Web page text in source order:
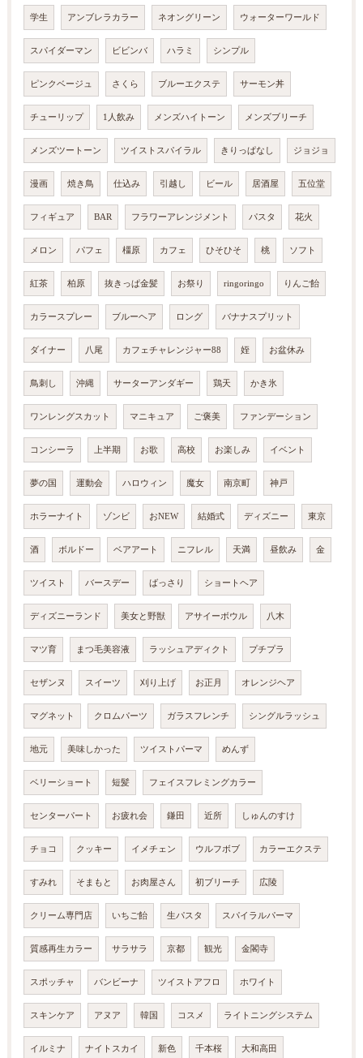
学生 アンブレラカラー ネオングリーン ウォーターワールド
スパイダーマン ビビンバ ハラミ シンプル
ピンクベージュ さくら ブルーエクステ サーモン丼
チューリップ 1人飲み メンズハイトーン メンズブリーチ
メンズツートーン ツイストスパイラル きりっぱなし ジョジョ
漫画 焼き鳥 仕込み 引越し ビール 居酒屋 五位堂
フィギュア BAR フラワーアレンジメント パスタ 花火
メロン パフェ 橿原 カフェ ひそひそ 桃 ソフト
紅茶 柏原 抜きっぱ金髪 お祭り ringoringo りんご飴
カラースプレー ブルーヘア ロング バナナスプリット
ダイナー 八尾 カフェチャレンジャー88 姪 お盆休み
鳥刺し 沖縄 サーターアンダギー 鶏天 かき氷
ワンレングスカット マニキュア ご褒美 ファンデーション
コンシーラ 上半期 お歌 高校 お楽しみ イベント
夢の国 運動会 ハロウィン 魔女 南京町 神戸
ホラーナイト ゾンビ おNEW 結婚式 ディズニー 東京
酒 ボルドー ベアアート ニフレル 天満 昼飲み 金
ツイスト バースデー ばっさり ショートヘア
ディズニーランド 美女と野獣 アサイーボウル 八木
マツ育 まつ毛美容液 ラッシュアディクト プチプラ
セザンヌ スイーツ 刈り上げ お正月 オレンジヘア
マグネット クロムパーツ ガラスフレンチ シングルラッシュ
地元 美味しかった ツイストパーマ めんず
ベリーショート 短髪 フェイスフレミングカラー
センターパート お疲れ会 鎌田 近所 しゅんのすけ
チョコ クッキー イメチェン ウルフボブ カラーエクステ
すみれ そまもと お肉屋さん 初ブリーチ 広陵
クリーム専門店 いちご飴 生パスタ スパイラルパーマ
質感再生カラー サラサラ 京都 観光 金閣寺
スポッチャ バンビーナ ツイストアフロ ホワイト
スキンケア アヌア 韓国 コスメ ライトニングシステム
イルミナ ナイトスカイ 新色 千本桜 大和高田